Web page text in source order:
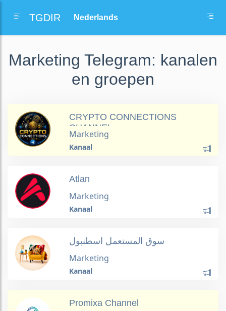
TGDIR
Marketing Telegram: kanalen
en groepen
CRYPTO CONNECTIONS
CHANNEL
Marketing
Kanaal
Atlan
Marketing
Kanaal
سوق المستعمل اسطنبول
Marketing
Kanaal
Promixa Channel